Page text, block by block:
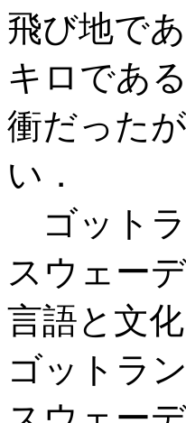
飛び地で
キロであ
衝だった
い．
ゴットラ
スウェー
言語と文
ゴットラ